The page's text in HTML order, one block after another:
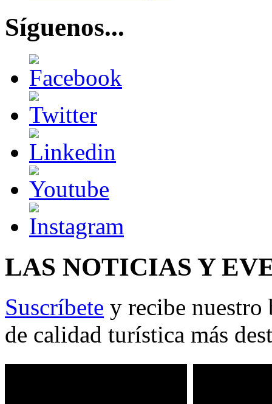
Síguenos...
LAS NOTICIAS Y
Suscríbete y recibe nuestro
de calidad turística más